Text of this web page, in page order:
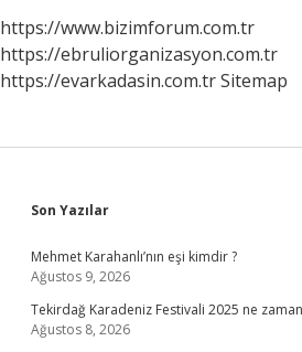
https://www.bizimforum.com.tr
https://ebruliorganizasyon.com.tr
https://evarkadasin.com.trSitemap
Sidebar
Son Yazılar
Mehmet Karahanlı’nın eşi kimdir ?
Ağustos 9, 2026
Tekirdağ Karadeniz Festivali 2025 ne
Ağustos 8, 2026